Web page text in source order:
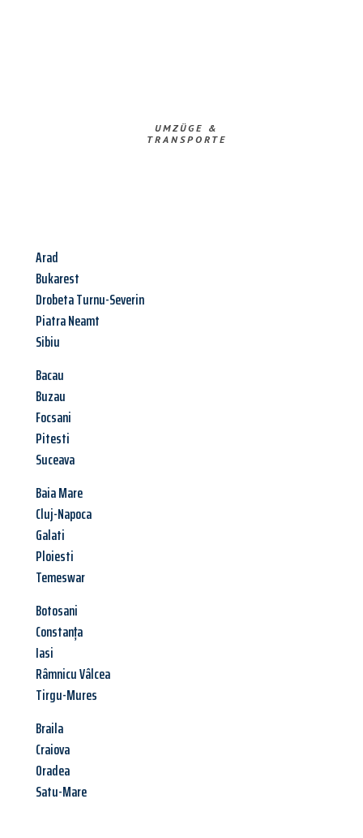
UMZÜGE &
TRANSPORTE
Arad
Bukarest
Drobeta Turnu-Severin
Piatra Neamt
Sibiu
Bacau
Buzau
Focsani
Pitesti
Suceava
Baia Mare
Cluj-Napoca
Galati
Ploiesti
Temeswar
Botosani
Constanța
Iasi
Râmnicu Vâlcea
Tirgu-Mures
Braila
Craiova
Oradea
Satu-Mare